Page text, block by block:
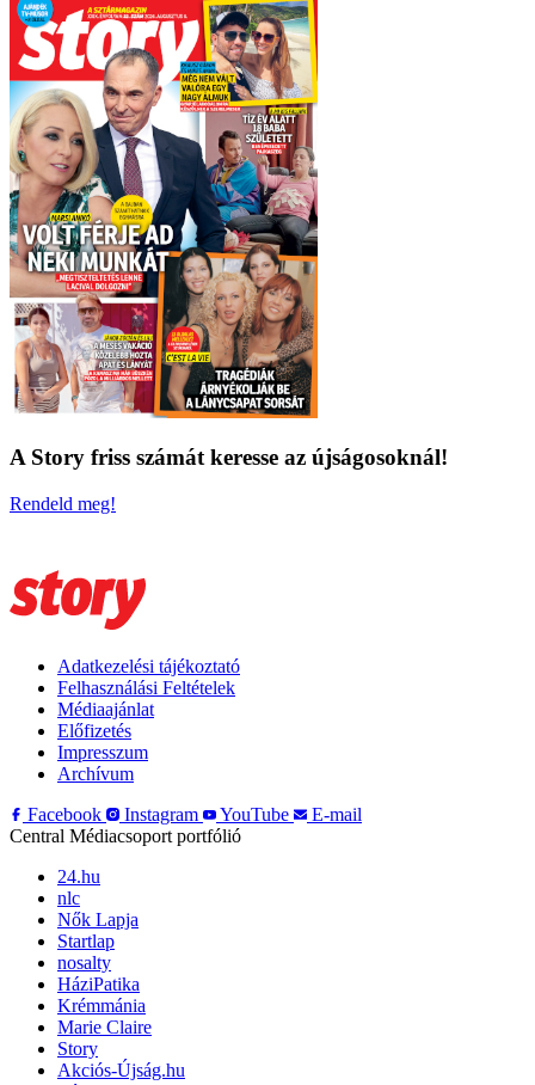
A Story friss számát keresse az újságosoknál!
Rendeld meg!
Adatkezelési tájékoztató
Felhasználási Feltételek
Médiaajánlat
Előfizetés
Impresszum
Archívum
Facebook
Instagram YouTube
E-mail
Central Médiacsoport portfólió
24.hu
nlc
Nők Lapja
Startlap
nosalty
HáziPatika
Krémmánia
Marie Claire
Story
Akciós-Újság.hu